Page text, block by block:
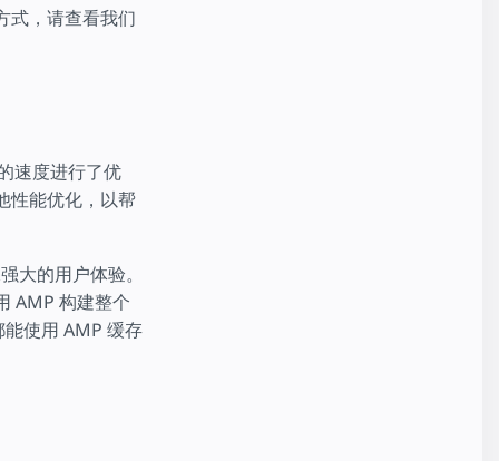
式，请查看我们
速度进行了优
性能优化，以帮
大的用户体验。
AMP 构建整个
使用 AMP 缓存